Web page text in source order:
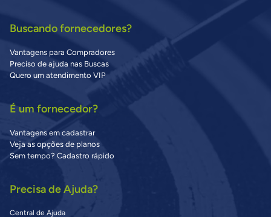
Buscando fornecedores?
Vantagens para Compradores
Preciso de ajuda nas Buscas
Quero um atendimento VIP
É um fornecedor?
Vantagens em cadastrar
Veja as opções de planos
Sem tempo? Cadastro rápido
Precisa de Ajuda?
Central de Ajuda